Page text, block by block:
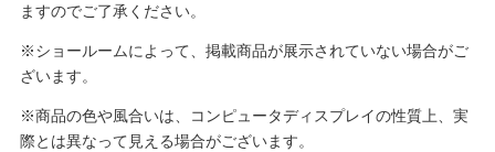
ますのでご了承ください。
※ショールームによって、掲載商品が展示されていない場合がご
ざいます。
※商品の色や風合いは、コンピュータディスプレイの性質上、実
際とは異なって見える場合がございます。